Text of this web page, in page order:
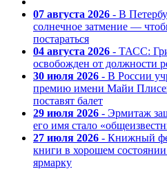
07 августа 2026 - В
солнечное затмение —
постараться
04 августа 2026 - ТАСС:
освобожден от должности
30 июля 2026 - В России
премию имени Майи
поставят балет
29 июля 2026 - Эрмитаж
его имя стало
27 июля 2026 - Книжный
книги в хорошем
ярмарку